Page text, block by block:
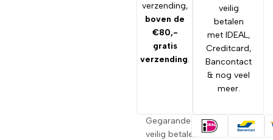
verzending,
boven de
€80,-
gratis
verzending.
veilig
betalen
met IDEAL,
Creditcard,
Bancontact
& nog veel
meer.
Gegarandeerd
veilig betalen